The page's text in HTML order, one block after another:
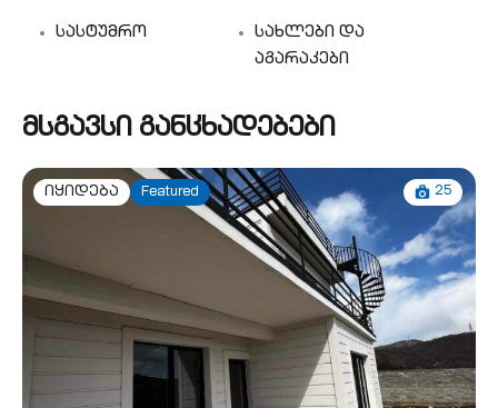
სასტუმრო
სახლები და
აგარაკები
მსგავსი განცხადებები
იყიდება Featured 25